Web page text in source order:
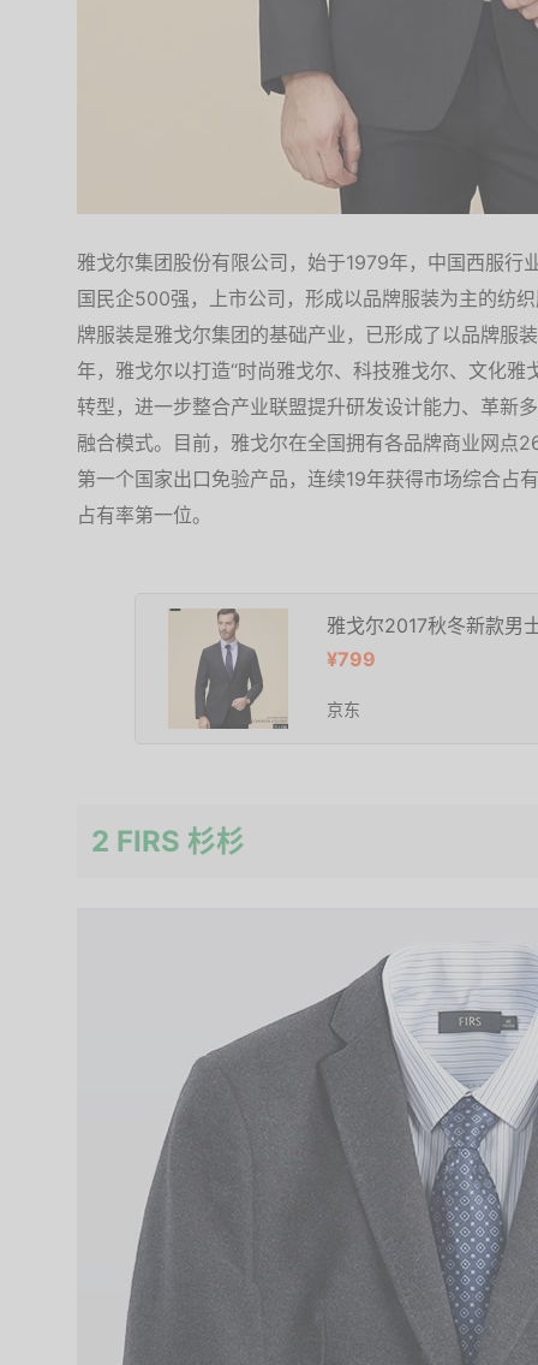
雅戈尔集团股份有限公司，始于1979年，中国西服行
国民企500强，上市公司，形成以品牌服装为主的纺
牌服装是雅戈尔集团的基础产业，已形成了以品牌服
年，雅戈尔以打造“时尚雅戈尔、科技雅戈尔、文化
转型，进一步整合产业联盟提升研发设计能力、革新
融合模式。目前，雅戈尔在全国拥有各品牌商业网点
第一个国家出口免验产品，连续19年获得市场综合占
占有率第一位。
雅戈尔2017秋冬新款男
¥799
京东
2 FIRS 杉杉